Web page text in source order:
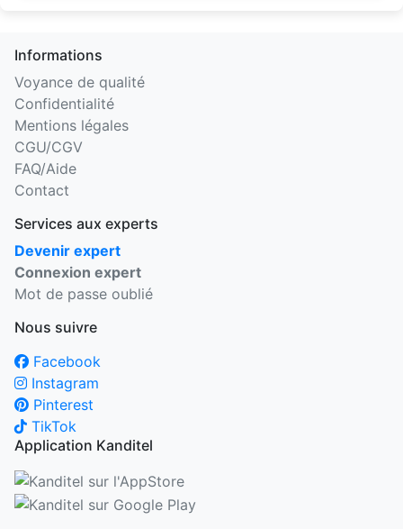
Informations
Voyance de qualité
Confidentialité
Mentions légales
CGU/CGV
FAQ/Aide
Contact
Services aux experts
Devenir expert
Connexion expert
Mot de passe oublié
Nous suivre
Facebook
Instagram
Pinterest
TikTok
Application Kanditel